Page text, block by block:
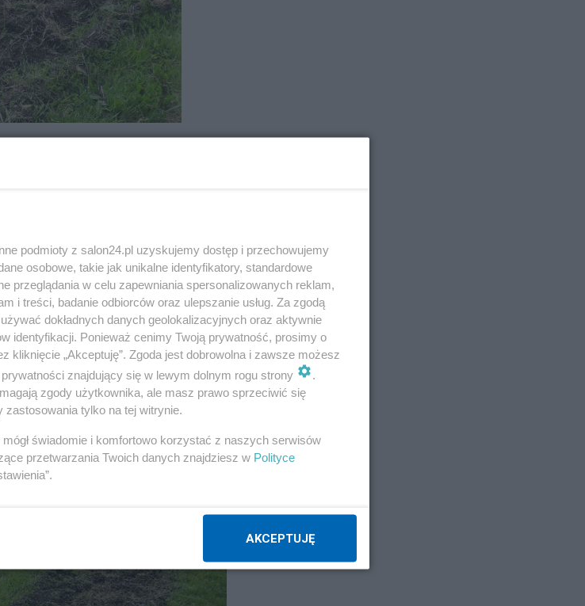
moją altankę. Myślałem, że
przejazdach prawie że została
podmioty z salon24.pl uzyskujemy dostęp i przechowujemy
osobowe, takie jak unikalne identyfikatory, standardowe
przeglądania w celu zapewniania spersonalizowanych reklam,
i treści, badanie odbiorców oraz ulepszanie usług. Za zgodą
dokładnych danych geolokalizacyjnych oraz aktywnie
identyfikacji. Ponieważ cenimy Twoją prywatność, prosimy o
kliknięcie „Akceptuję”. Zgoda jest dobrowolna i zawsze możesz
znajdujący się w lewym dolnym rogu strony
.
zgody użytkownika, ale masz prawo sprzeciwić się
zastosowania tylko na tej witrynie.
świadomie i komfortowo korzystać z naszych serwisów
przetwarzania Twoich danych znajdziesz w Polityce
AKCEPTUJĘ